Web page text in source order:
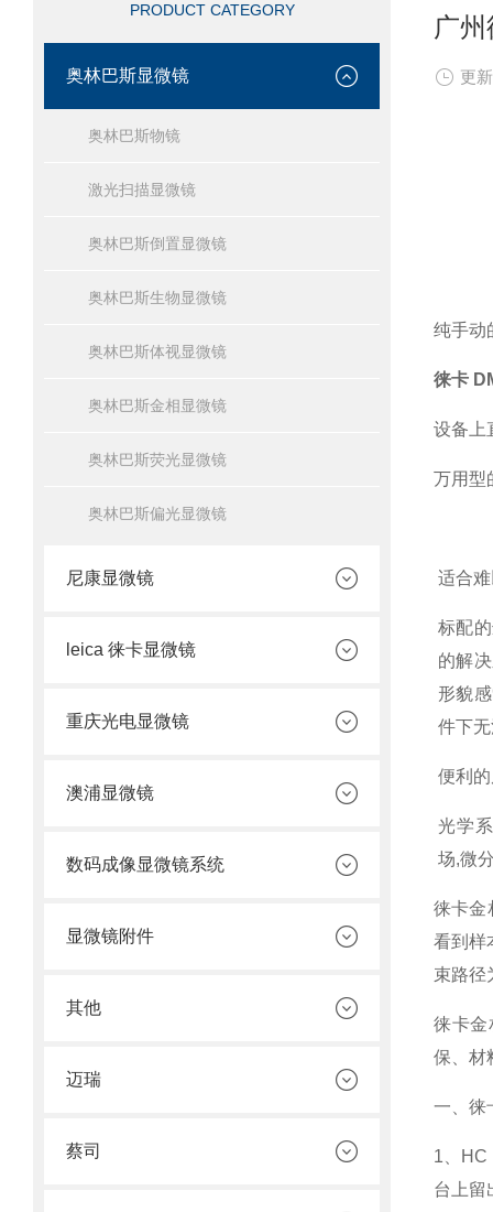
PRODUCT CATEGORY
奥林巴斯显微镜
奥林巴斯物镜
激光扫描显微镜
奥林巴斯倒置显微镜
奥林巴斯生物显微镜
奥林巴斯体视显微镜
奥林巴斯金相显微镜
奥林巴斯荧光显微镜
奥林巴斯偏光显微镜
尼康显微镜
leica 徕卡显微镜
重庆光电显微镜
澳浦显微镜
数码成像显微镜系统
显微镜附件
其他
迈瑞
蔡司
广
更
纯手动
徕卡
设备上
万用型
适合
标配
的解
形貌
件下
便利
光学
场,微
徕卡金
看到样
束路径
徕卡金
保、材
一、徕
1 HC
台上留